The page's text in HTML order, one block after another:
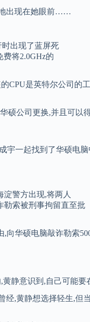
地出现在她眼前……
出现了蓝屏死
将2.0GHz的
CPU是英特尔公司的
硕公司更换,并且可以
宇一起找到了华硕电
警方出现,将两人
勒索被刑事拘留直至批
向华硕电脑敲诈勒索
静意识到,自己可能
,黄静想选择轻生,但